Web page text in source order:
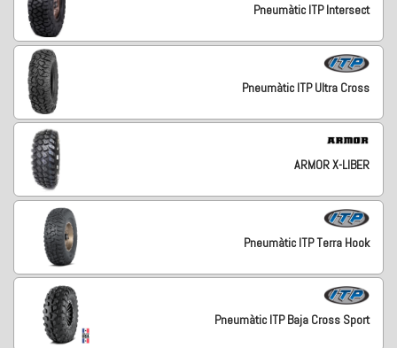
Pneumàtic ITP Intersect
Pneumàtic ITP Ultra Cross
ARMOR X-LIBER
Pneumàtic ITP Terra Hook
Pneumàtic ITP Baja Cross Sport